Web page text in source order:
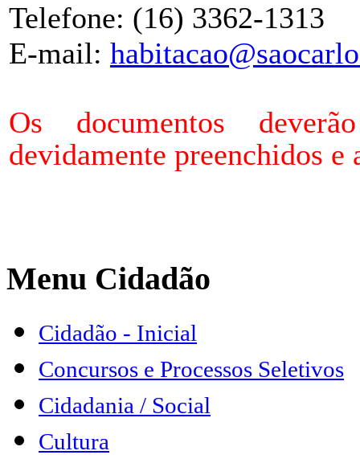
Telefone: (16) 3362-1313
E-mail:
Os documentos
devidamente preenchidos e
Menu Cidadão
Cidadão - Inicial
Concursos e Processos Seletivos
Cidadania / Social
Cultura